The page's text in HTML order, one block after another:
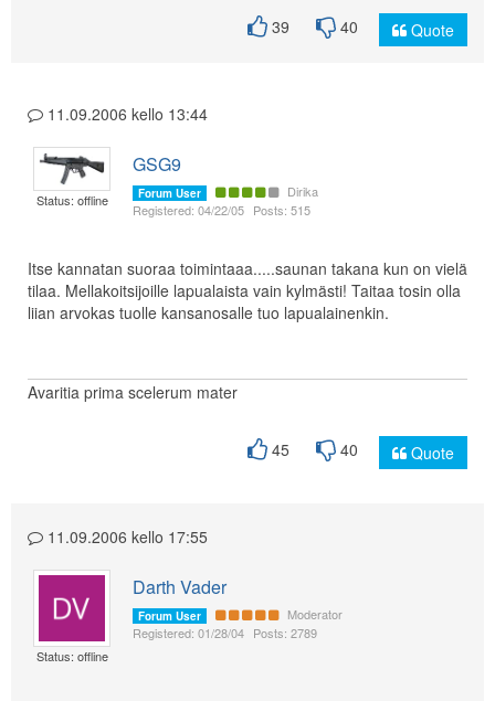
39 40 Quote
11.09.2006 kello 13:44
Status: offline
GSG9
Forum User
Dirika
Registered: 04/22/05 Posts: 515
Itse kannatan suoraa toimintaaa.....saunan takana kun on vielä
tilaa. Mellakoitsijoille lapualaista vain kylmästi! Taitaa tosin olla
liian arvokas tuolle kansanosalle tuo lapualainenkin.
Avaritia prima scelerum mater
45 40 Quote
11.09.2006 kello 17:55
Status: offline
Darth Vader
Forum User
Moderator
Registered: 01/28/04 Posts: 2789